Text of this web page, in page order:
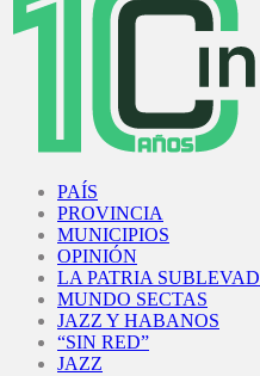
PAÍS
PROVINCIA
MUNICIPIOS
OPINIÓN
LA PATRIA
MUNDO SECTAS
JAZZ Y HABANOS
“SIN RED”
JAZZ